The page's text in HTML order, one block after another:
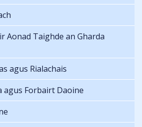
Aonad Taighde an Gharda
agus Rialachais
agus Forbairt Daoine